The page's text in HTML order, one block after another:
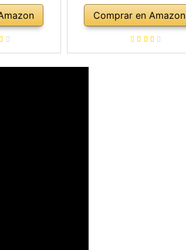
Comprar en Amazon